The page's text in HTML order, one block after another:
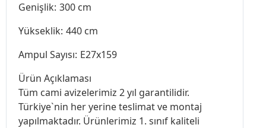
Genişlik: 300 cm
Yükseklik: 440 cm
Ampul Sayısı: E27x159
Ürün Açıklaması
Tüm cami avizelerimiz 2 yıl garantilidir.
Türkiye`nin her yerine teslimat ve montaj
yapılmaktadır. Ürünlerimiz 1. sınıf kaliteli